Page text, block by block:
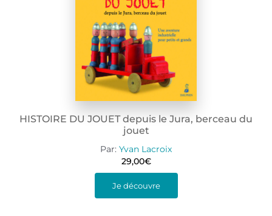
HISTOIRE DU JOUET depuis le Jura, berceau du
jouet
Par: Yvan Lacroix
29,00€
Je découvre